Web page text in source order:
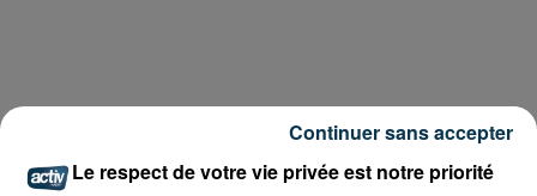
Le respect de votre vie privée est notre priorité
Continuer sans accepter